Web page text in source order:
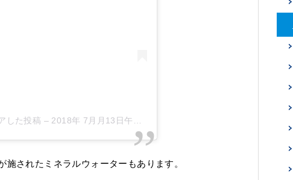
した投稿 – 2018年 7月月13日午前3時26分PDT
されたミネラルウォーターもあります。